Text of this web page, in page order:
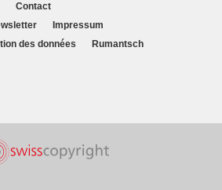
Contact
Impressum
des données
Rumantsch